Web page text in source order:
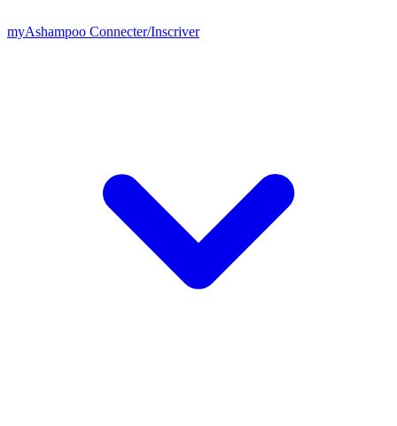
myAshampoo Connecter/Inscriver